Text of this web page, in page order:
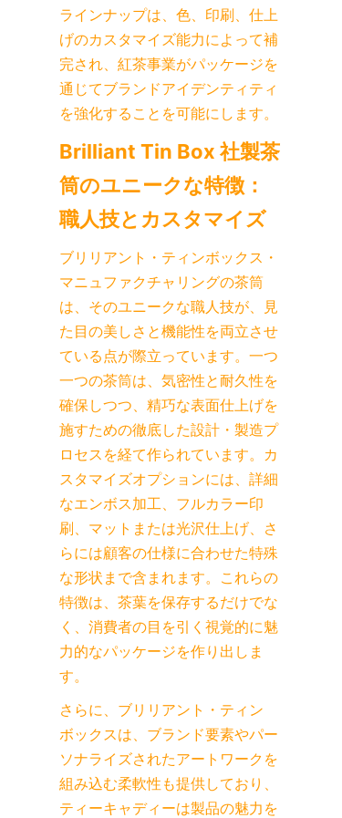
ラインナップは、色、印刷、仕上
げのカスタマイズ能力によって補
完され、紅茶事業がパッケージを
通じてブランドアイデンティティ
を強化することを可能にします。
Brilliant Tin Box 社製茶
筒のユニークな特徴：
ブリリアント・ティンボックス・
マニュファクチャリングの茶筒
は、そのユニークな職人技が、見
た目の美しさと機能性を両立させ
ている点が際立っています。一つ
一つの茶筒は、気密性と耐久性を
確保しつつ、精巧な表面仕上げを
施すための徹底した設計・製造プ
ロセスを経て作られています。カ
スタマイズオプションには、詳細
なエンボス加工、フルカラー印
刷、マットまたは光沢仕上げ、さ
らには顧客の仕様に合わせた特殊
な形状まで含まれます。これらの
特徴は、茶葉を保存するだけでな
く、消費者の目を引く視覚的に魅
力的なパッケージを作り出しま
す。
さらに、ブリリアント・ティン
ボックスは、ブランド要素やパー
ソナライズされたアートワークを
組み込む柔軟性も提供しており、
ティーキャディーは製品の魅力を